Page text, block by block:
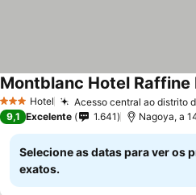
3 EstrelasHotel Acesso central ao distrito
Montblanc Hotel Raffine
9,1 Excelente 1.641 Nagoya, a
Selecione as datas para ver os
exatos.